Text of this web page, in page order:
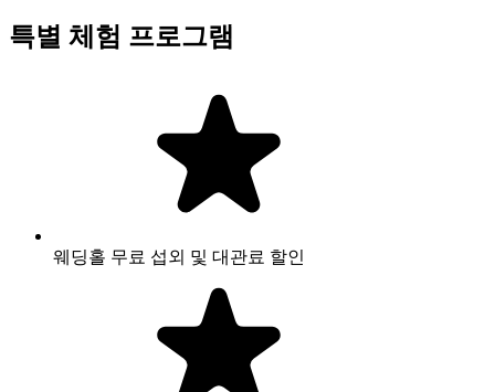
특별 체험 프로그램
웨딩홀 무료 섭외 및 대관료 할인